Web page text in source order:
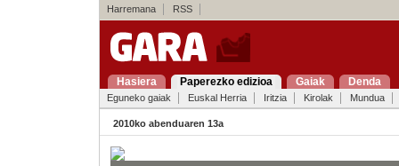
Harremana RSS
Hasiera Paperezko edizioa Gaiak Denda
Eguneko gaiak Euskal Herria Iritzia Kirolak Mundua
2010ko abenduaren 13a